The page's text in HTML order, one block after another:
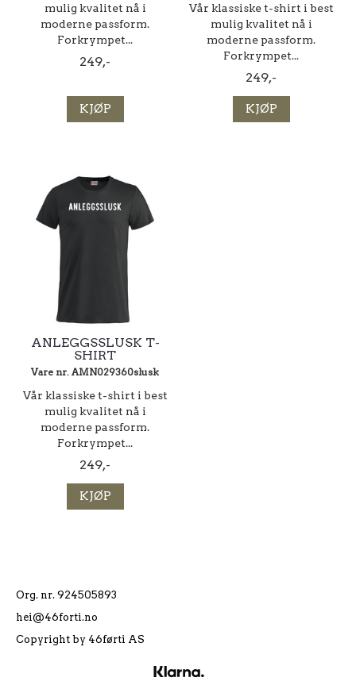
mulig kvalitet nå i
moderne passform.
Forkrympet...
249,-
KJØP
Vår klassiske t-shirt i best
mulig kvalitet nå i
moderne passform.
Forkrympet...
249,-
KJØP
ANLEGGSSLUSK T-
SHIRT
Vare nr. AMN029360slusk
Vår klassiske t-shirt i best
mulig kvalitet nå i
moderne passform.
Forkrympet...
249,-
KJØP
Org. nr. 924505893
hei@46forti.no
Copyright by 46førti AS